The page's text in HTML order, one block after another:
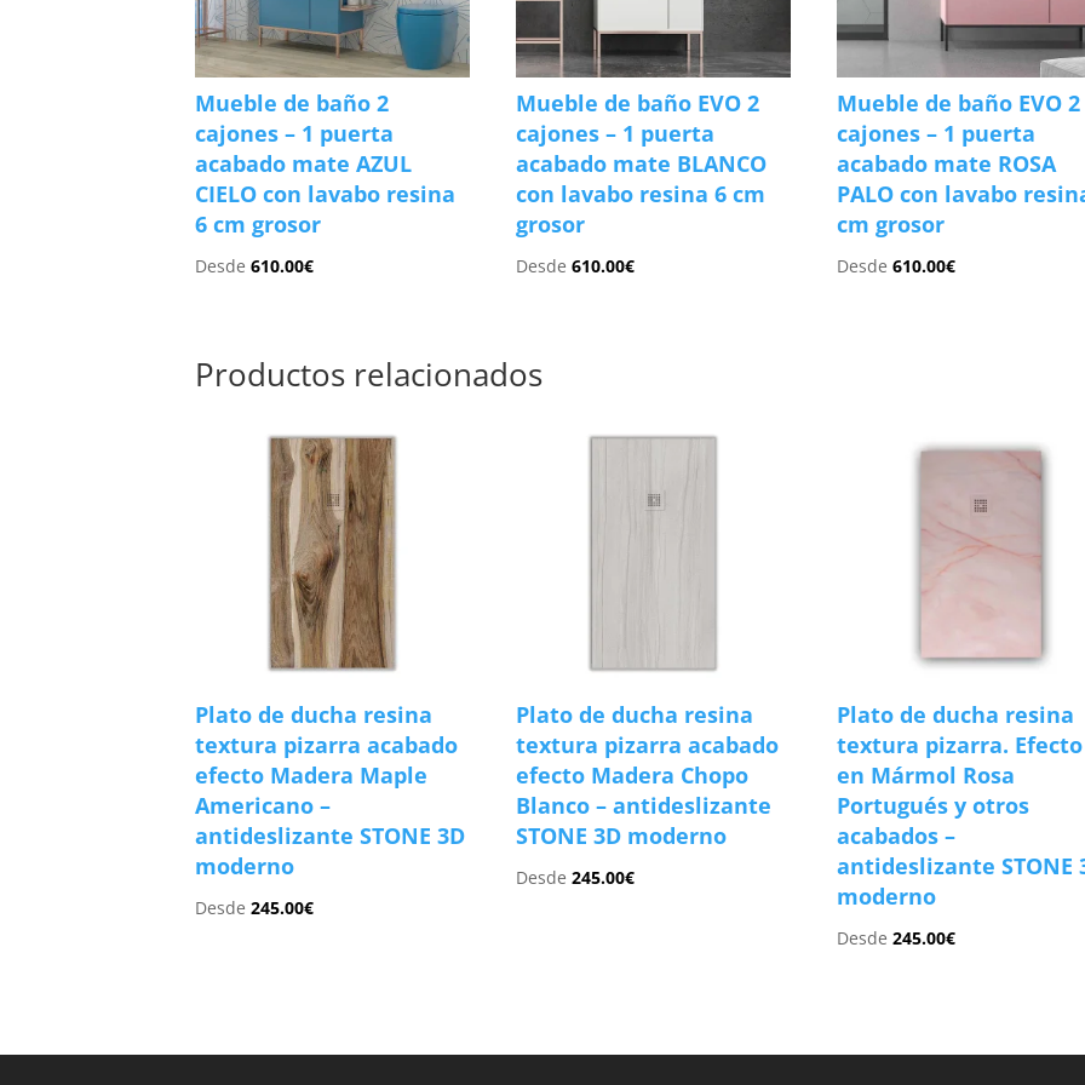
Mueble de baño 2
cajones – 1 puerta
acabado mate AZUL
CIELO con lavabo resina
6 cm grosor
Desde610.00€
Mueble de baño EVO 2
cajones – 1 puerta
acabado mate BLANCO
con lavabo resina 6 cm
grosor
Desde610.00€
Mueble de baño EVO 2
cajones – 1 puerta
acabado mate ROSA
PALO con lavabo
cm grosor
Desde610.00€
Productos relacionados
Plato de ducha resina
textura pizarra acabado
efecto Madera Maple
Americano –
antideslizante STONE 3D
moderno
Desde245.00€
Plato de ducha resina
textura pizarra acabado
efecto Madera Chopo
Blanco – antideslizante
STONE 3D moderno
Desde245.00€
Plato de ducha resina
textura pizarra. Efecto
en Mármol Rosa
Portugués y otros
acabados –
antideslizante STONE
moderno
Desde245.00€